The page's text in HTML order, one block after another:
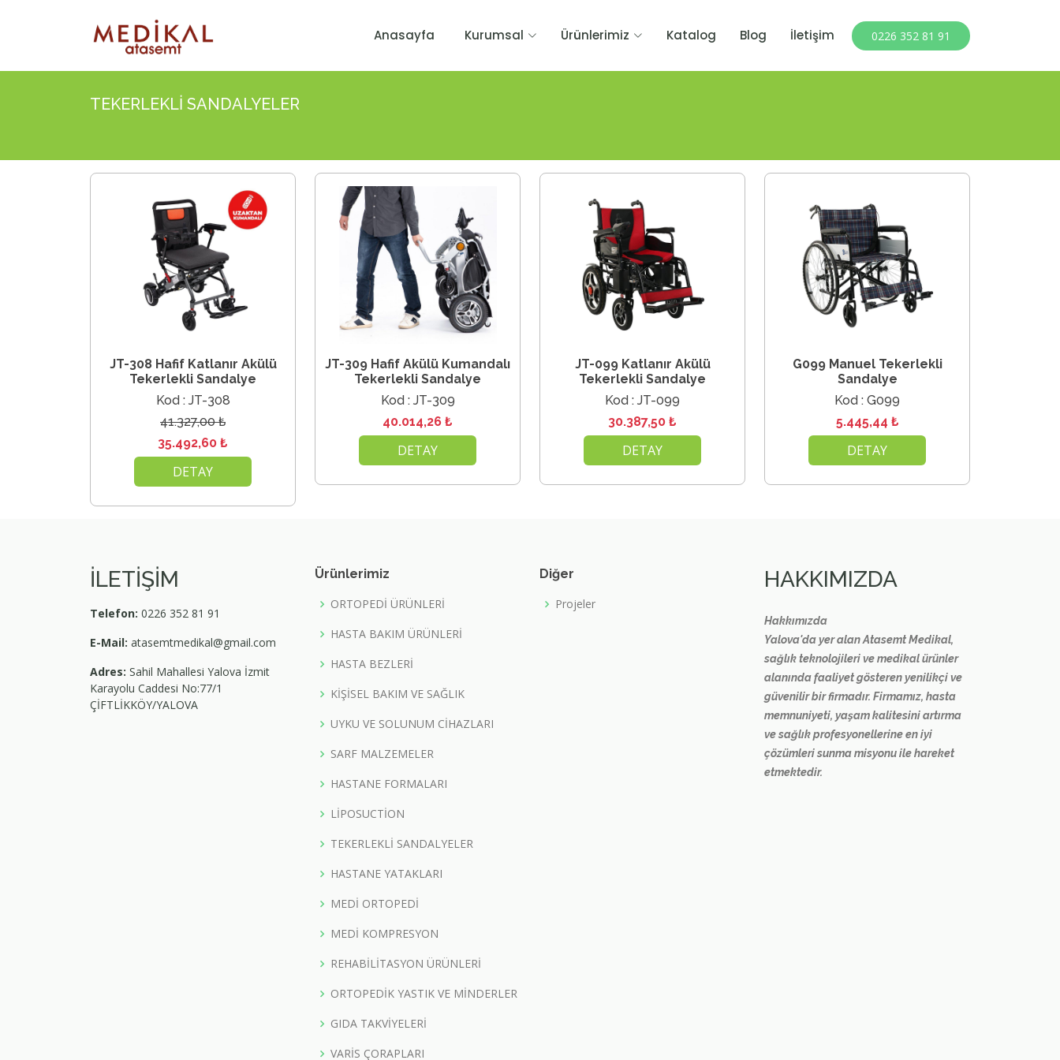
Anasayfa Kurumsal Ürünlerimiz Katalog Blog İletişim 0226 352 81 91
TEKERLEKLİ SANDALYELER
JT-308 Hafif Katlanır Akülü
Tekerlekli Sandalye
Kod : JT-308
41.327,00 ₺
35.492,60 ₺
DETAY
JT-309 Hafif Akülü Kumandalı
Tekerlekli Sandalye
Kod : JT-309
40.014,26 ₺
DETAY
JT-099 Katlanır Akülü
Tekerlekli Sandalye
Kod : JT-099
30.387,50 ₺
DETAY
G099 Manuel Tekerlekli
Sandalye
Kod : G099
5.445,44 ₺
DETAY
İLETİŞİM
Telefon: 0226 352 81 91
E-Mail: atasemtmedikal@gmail.com
Adres: Sahil Mahallesi Yalova İzmit
Karayolu Caddesi No:77/1
ÇİFTLİKKÖY/YALOVA
Ürünlerimiz
ORTOPEDİ ÜRÜNLERİ
HASTA BAKIM ÜRÜNLERİ
HASTA BEZLERİ
KİŞİSEL BAKIM VE SAĞLIK
UYKU VE SOLUNUM CİHAZLARI
SARF MALZEMELER
HASTANE FORMALARI
LİPOSUCTİON
TEKERLEKLİ SANDALYELER
HASTANE YATAKLARI
MEDİ ORTOPEDİ
MEDİ KOMPRESYON
REHABİLİTASYON ÜRÜNLERİ
ORTOPEDİK YASTIK VE MİNDERLER
GIDA TAKVİYELERİ
VARİS ÇORAPLARI
Diğer
Projeler
HAKKIMIZDA
Hakkımızda
Yalova'da yer alan Atasemt Medikal,
sağlık teknolojileri ve medikal ürünler
alanında faaliyet gösteren yenilikçi ve
güvenilir bir firmadır. Firmamız, hasta
memnuniyeti, yaşam kalitesini artırma
ve sağlık profesyonellerine en iyi
çözümleri sunma misyonu ile hareket
etmektedir.